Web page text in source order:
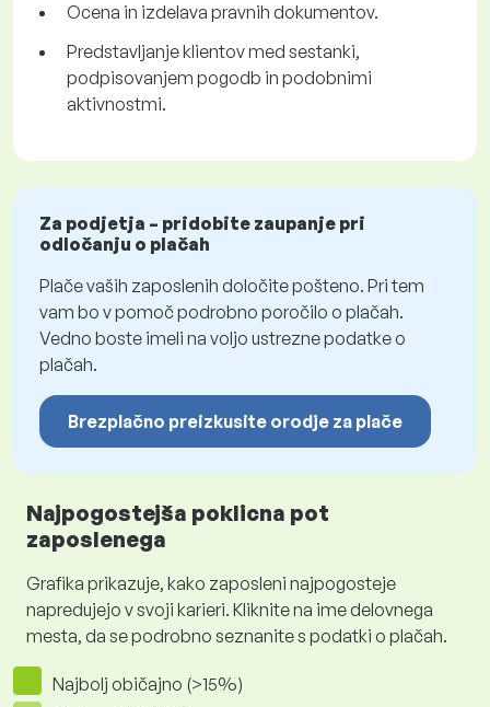
Ocena in izdelava pravnih dokumentov.
Predstavljanje klientov med sestanki,
podpisovanjem pogodb in podobnimi
aktivnostmi.
Za podjetja – pridobite zaupanje pri
odločanju o plačah
Plače vaših zaposlenih določite pošteno. Pri tem
vam bo v pomoč podrobno poročilo o plačah.
Vedno boste imeli na voljo ustrezne podatke o
plačah.
Brezplačno preizkusite orodje za plače
Najpogostejša poklicna pot
zaposlenega
Grafika prikazuje, kako zaposleni najpogosteje
napredujejo v svoji karieri. Kliknite na ime delovnega
mesta, da se podrobno seznanite s podatki o plačah.
Najbolj običajno (>15%)